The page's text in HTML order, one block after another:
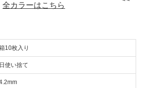
全カラーはこちら
10枚入り
使い捨て